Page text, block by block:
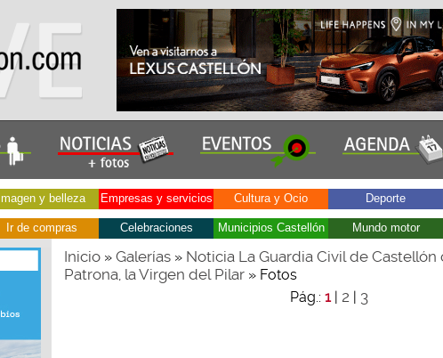
Imagen y belleza Empresas y servicios Cultura y Ocio Deporte
Ir de compras Celebraciones Municipios Castellón Mundo motor
Inicio» Galerías» Noticia La Guardia Civil de
Patrona, la Virgen del Pilar» Fotos
Pág.: 1| 2 | 3